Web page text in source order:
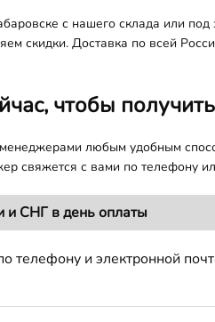
с нашего склада или
скидки. Доставка по всей
чтобы
любым удобным
свяжется с вами по телефону
и СНГ в день оплаты
и электронной